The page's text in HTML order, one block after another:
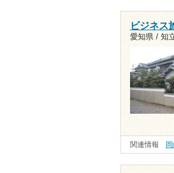
ビジネ
愛知県 / 知
関連情報